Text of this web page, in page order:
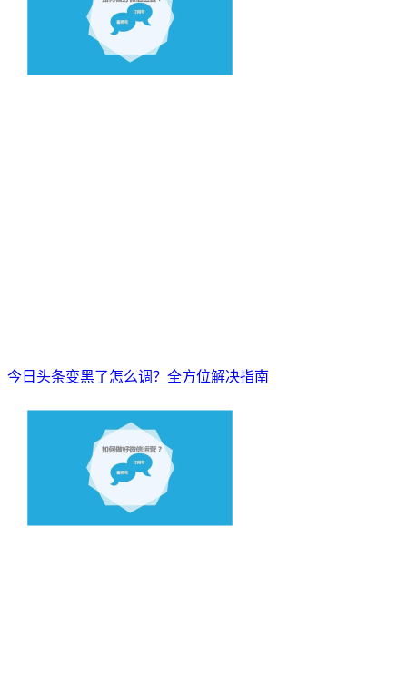
今日头条变黑了怎么调？全方位解决指南